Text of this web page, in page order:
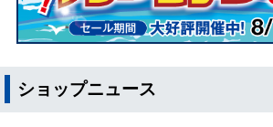
ショップニュース